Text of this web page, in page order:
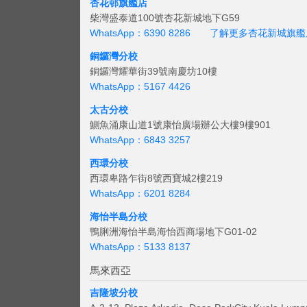
杏花邨旗艦店
柴灣盛泰道100號杏花新城地下G59
WhatsApp：6390 8286
了解更多杏花新城旗
銅鑼灣分校
銅鑼灣耀華街39號南慶坊10樓
WhatsApp：5167 4426
太古分校
鰂魚涌康山道1號康怡廣場辦公大樓9樓901
WhatsApp：6843 3257
西環分校
西環卑路乍街8號西寶城2樓219
WhatsApp：6201 8284
海怡半島分校
鴨脷洲海怡半島海怡西商場地下G01-02
WhatsApp：5133 8137
馬來西亞
吉隆坡分校